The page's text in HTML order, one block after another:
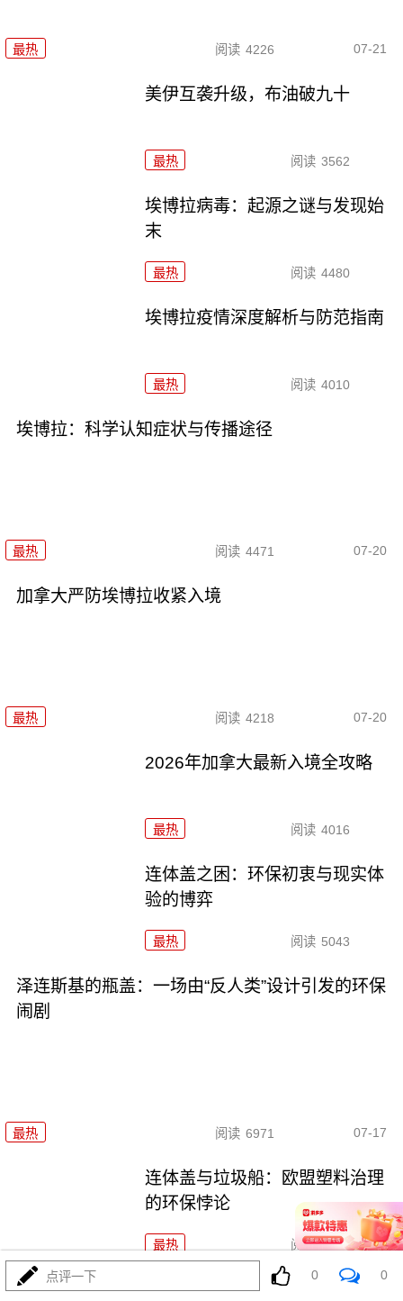
最热 阅读 4226 07-21
美伊互袭升级，布油破九十
最热 阅读 3562
埃博拉病毒：起源之谜与发现始
末
最热 阅读 4480
埃博拉疫情深度解析与防范指南
最热 阅读 4010
埃博拉：科学认知症状与传播途径
最热 阅读 4471 07-20
加拿大严防埃博拉收紧入境
最热 阅读 4218 07-20
2026年加拿大最新入境全攻略
最热 阅读 4016
连体盖之困：环保初衷与现实体
验的博弈
最热 阅读 5043
泽连斯基的瓶盖：一场由“反人类”设计引发的环保
闹剧
最热 阅读 6971 07-17
连体盖与垃圾船：欧盟塑料治理
的环保悖论
最热 阅读 6010
瓶盖安全设计：微观细节中的守
点评一下 0 0